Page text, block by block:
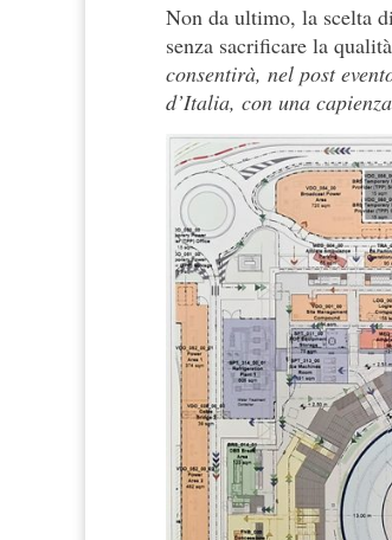
Non da ultimo, la scelta
senza sacrificare la
consentirà, nel post
d’Italia, con una